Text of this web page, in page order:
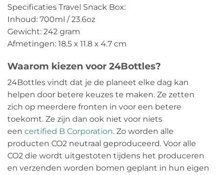
Specificaties Travel Snack Box:
Inhoud: 700ml / 23.6oz
Gewicht: 242 gram
Afmetingen: 18.5 x 11.8 x 4.7 cm
Waarom kiezen voor 24Bottles?
24Bottles vindt dat je de planeet elke dag kan
helpen door betere keuzes te maken. Ze zetten
zich op meerdere fronten in voor een betere
toekomt. Ze zijn dan ook niet voor niets
een certified B Corporation. Zo worden alle
producten CO2 neutraal geproduceerd. Voor alle
CO2 die wordt uitgestoten tijdens het produceren
en verzenden worden bomen geplant in hun eigen